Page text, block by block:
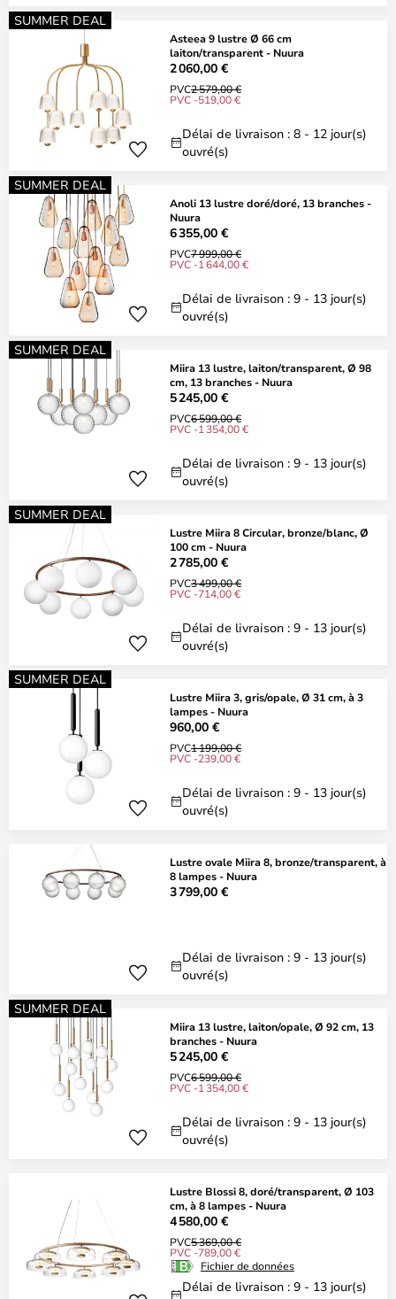
SUMMER DEAL
Asteea 9 lustre Ø 66 cm
laiton/transparent - Nuura
2 060,00 €
PVC2 579,00 €
PVC -519,00 €
Délai de livraison : 8 - 12 jour(s)
ouvré(s)
SUMMER DEAL
Anoli 13 lustre doré/doré, 13 branches -
Nuura
6 355,00 €
PVC7 999,00 €
PVC -1 644,00 €
Délai de livraison : 9 - 13 jour(s)
ouvré(s)
SUMMER DEAL
Miira 13 lustre, laiton/transparent, Ø 98
cm, 13 branches - Nuura
5 245,00 €
PVC6 599,00 €
PVC -1 354,00 €
Délai de livraison : 9 - 13 jour(s)
ouvré(s)
SUMMER DEAL
Lustre Miira 8 Circular, bronze/blanc, Ø
100 cm - Nuura
2 785,00 €
PVC3 499,00 €
PVC -714,00 €
Délai de livraison : 9 - 13 jour(s)
ouvré(s)
SUMMER DEAL
Lustre Miira 3, gris/opale, Ø 31 cm, à 3
lampes - Nuura
960,00 €
PVC1 199,00 €
PVC -239,00 €
Délai de livraison : 9 - 13 jour(s)
ouvré(s)
Lustre ovale Miira 8, bronze/transparent, à
8 lampes - Nuura
3 799,00 €
Délai de livraison : 9 - 13 jour(s)
ouvré(s)
SUMMER DEAL
Miira 13 lustre, laiton/opale, Ø 92 cm, 13
branches - Nuura
5 245,00 €
PVC6 599,00 €
PVC -1 354,00 €
Délai de livraison : 9 - 13 jour(s)
ouvré(s)
Lustre Blossi 8, doré/transparent, Ø 103
cm, à 8 lampes - Nuura
4 580,00 €
PVC5 369,00 €
PVC -789,00 €
Fichier de données
Délai de livraison : 9 - 13 jour(s)